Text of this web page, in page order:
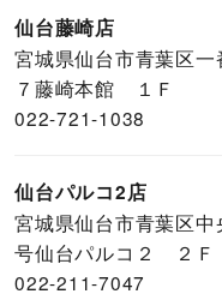
仙台藤崎店
宮城県仙台市青葉区一
７藤崎本館 １Ｆ
022-721-1038
仙台パルコ2店
宮城県仙台市青葉区中
号仙台パルコ２ ２Ｆ
022-211-7047